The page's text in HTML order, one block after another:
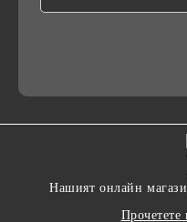
Нашият онлайн
Прочетете